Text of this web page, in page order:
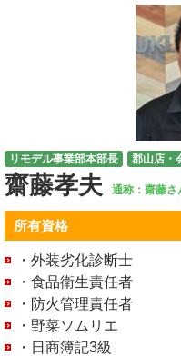
リモデル事業部本部長 郡山店・
齋藤孝夫 通称：齋藤
所有資格
・外装劣化診断士
・食品衛生責任者
・防火管理責任者
・野菜ソムリエ
・日商簿記3級